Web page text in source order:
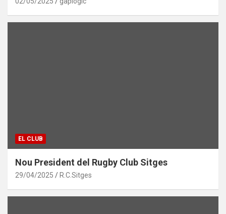
EL CLUB
Nou President del Rugby Club Sitges
29/04/2025 R.C.Sitges